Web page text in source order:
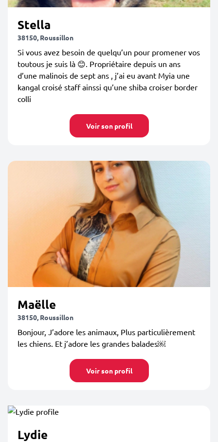
Stella
38150, Roussillon
Si vous avez besoin de quelqu’un pour promener vos
toutous je suis là 😊. Propriétaire depuis un ans
d’une malinois de sept ans , j’ai eu avant Myia une
kangal croisé staff ainssi qu’une shiba croiser border
colli
Voir son profil
Maëlle
38150, Roussillon
Bonjour, J’adore les animaux, Plus particulièrement
les chiens. Et j’adore les grandes balades￼
Voir son profil
Lydie